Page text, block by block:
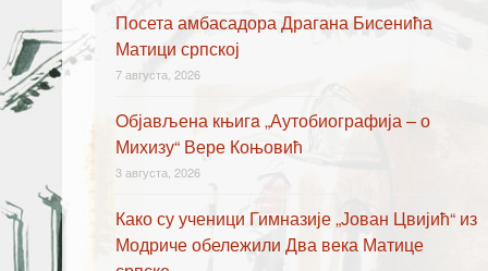
Посета амбасадора Драгана Бисенића
Матици српској
7 августа, 2026
Oбјављена књигa „Аутобиографија – о
Михизу“ Вере Коњовић
3 августа, 2026
Како су ученици Гимназије „Јован Цвијић“ из
Модриче обележили Два века Матице